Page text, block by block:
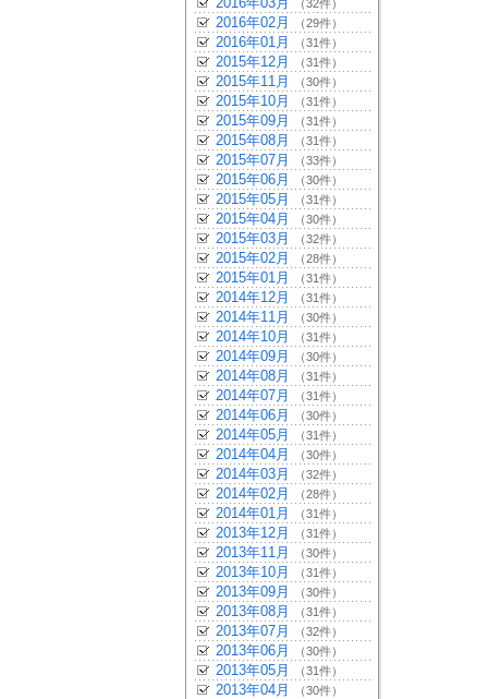
（32件）
2016年02月 （29件）
2016年01月 （31件）
2015年12月 （31件）
2015年11月 （30件）
2015年10月 （31件）
2015年09月 （31件）
2015年08月 （31件）
2015年07月 （33件）
2015年06月 （30件）
2015年05月 （31件）
2015年04月 （30件）
2015年03月 （32件）
2015年02月 （28件）
2015年01月 （31件）
2014年12月 （31件）
2014年11月 （30件）
2014年10月 （31件）
2014年09月 （30件）
2014年08月 （31件）
2014年07月 （31件）
2014年06月 （30件）
2014年05月 （31件）
2014年04月 （30件）
2014年03月 （32件）
2014年02月 （28件）
2014年01月 （31件）
2013年12月 （31件）
2013年11月 （30件）
2013年10月 （31件）
2013年09月 （30件）
2013年08月 （31件）
2013年07月 （32件）
2013年06月 （30件）
2013年05月 （31件）
2013年04月 （30件）